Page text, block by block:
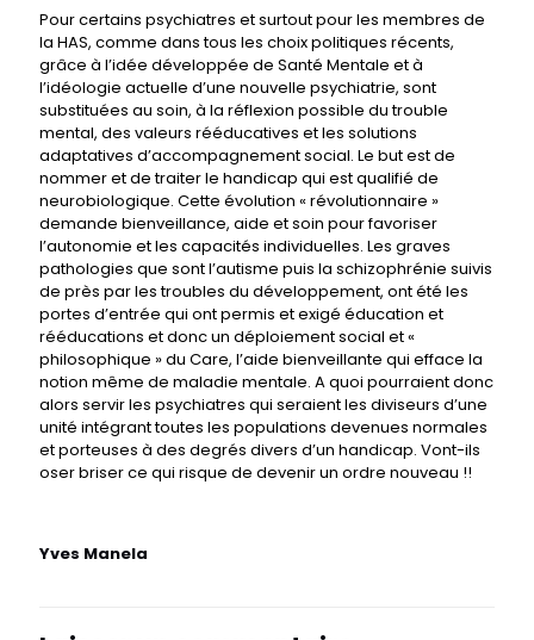
Pour certains psychiatres et surtout pour les membres de
la HAS, comme dans tous les choix politiques récents,
grâce à l’idée développée de Santé Mentale et à
l’idéologie actuelle d’une nouvelle psychiatrie, sont
substituées au soin, à la réflexion possible du trouble
mental, des valeurs rééducatives et les solutions
adaptatives d’accompagnement social. Le but est de
nommer et de traiter le handicap qui est qualifié de
neurobiologique. Cette évolution « révolutionnaire »
demande bienveillance, aide et soin pour favoriser
l’autonomie et les capacités individuelles. Les graves
pathologies que sont l’autisme puis la schizophrénie suivis
de près par les troubles du développement, ont été les
portes d’entrée qui ont permis et exigé éducation et
rééducations et donc un déploiement social et «
philosophique » du Care, l’aide bienveillante qui efface la
notion même de maladie mentale. A quoi pourraient donc
alors servir les psychiatres qui seraient les diviseurs d’une
unité intégrant toutes les populations devenues normales
et porteuses à des degrés divers d’un handicap. Vont-ils
oser briser ce qui risque de devenir un ordre nouveau !!
Yves Manela